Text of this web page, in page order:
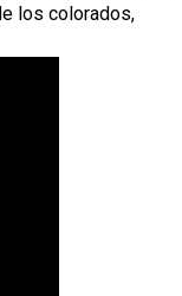
los colorados,